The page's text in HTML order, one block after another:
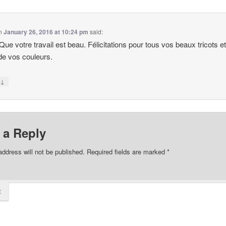
January 26, 2016 at 10:24 pm said:
votre travail est beau. Félicitations pour tous vos beaux tricots
vos couleurs.
↓
Reply
will not be published. Required fields are marked *